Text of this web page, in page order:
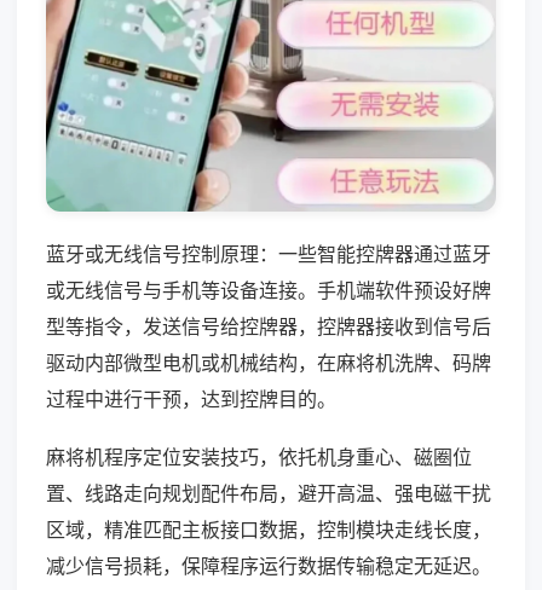
蓝牙或无线信号控制原理：一些智能控牌器通过蓝牙
或无线信号与手机等设备连接。手机端软件预设好牌
型等指令，发送信号给控牌器，控牌器接收到信号后
驱动内部微型电机或机械结构，在麻将机洗牌、码牌
过程中进行干预，达到控牌目的。
麻将机程序定位安装技巧，依托机身重心、磁圈位
置、线路走向规划配件布局，避开高温、强电磁干扰
区域，精准匹配主板接口数据，控制模块走线长度，
减少信号损耗，保障程序运行数据传输稳定无延迟。